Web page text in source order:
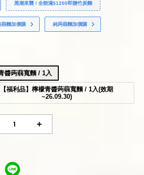
黑潮來襲 ! 全館滿$1200即贈竹炭麵
蒻麵加價購 純蒟蒻麵加價購
醬蒟蒻寬麵 / 1入
【福利品】檸檬青醬蒟蒻寬麵 / 1入(效期
~26.09.30)
+